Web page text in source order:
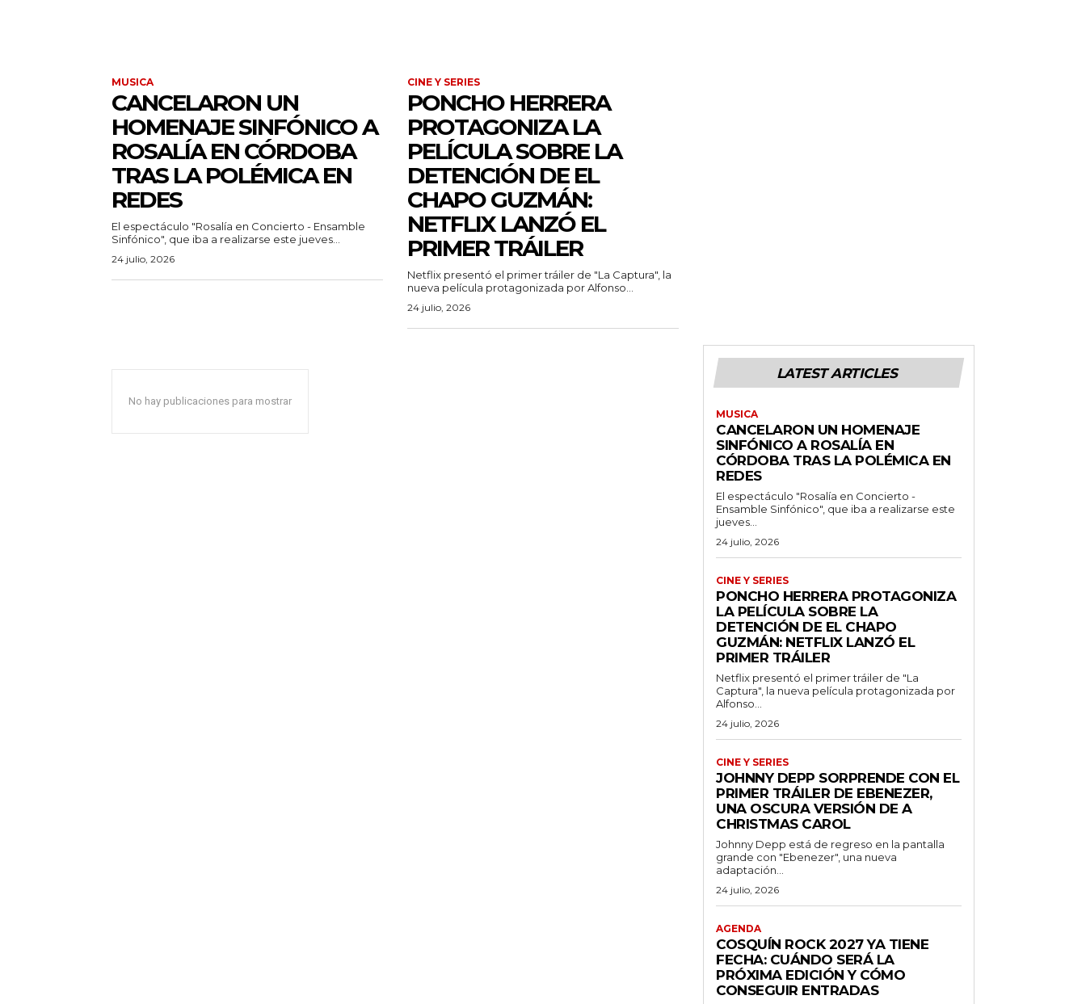
MUSICA
CANCELARON UN
HOMENAJE SINFÓNICO A
ROSALÍA EN CÓRDOBA
TRAS LA POLÉMICA EN
REDES
El espectáculo "Rosalía en Concierto - Ensamble
Sinfónico", que iba a realizarse este jueves...
24 julio, 2026
CINE Y SERIES
PONCHO HERRERA
PROTAGONIZA LA
PELÍCULA SOBRE LA
DETENCIÓN DE EL
CHAPO GUZMÁN:
NETFLIX LANZÓ EL
PRIMER TRÁILER
Netflix presentó el primer tráiler de "La Captura", la
nueva película protagonizada por Alfonso...
24 julio, 2026
No hay publicaciones para mostrar
LATEST ARTICLES
MUSICA
CANCELARON UN HOMENAJE
SINFÓNICO A ROSALÍA EN
CÓRDOBA TRAS LA POLÉMICA EN
REDES
El espectáculo "Rosalía en Concierto -
Ensamble Sinfónico", que iba a realizarse este
jueves...
24 julio, 2026
CINE Y SERIES
PONCHO HERRERA PROTAGONIZA
LA PELÍCULA SOBRE LA
DETENCIÓN DE EL CHAPO
GUZMÁN: NETFLIX LANZÓ EL
PRIMER TRÁILER
Netflix presentó el primer tráiler de "La
Captura", la nueva película protagonizada por
Alfonso...
24 julio, 2026
CINE Y SERIES
JOHNNY DEPP SORPRENDE CON EL
PRIMER TRÁILER DE EBENEZER,
UNA OSCURA VERSIÓN DE A
CHRISTMAS CAROL
Johnny Depp está de regreso en la pantalla
grande con "Ebenezer", una nueva
adaptación...
24 julio, 2026
AGENDA
COSQUÍN ROCK 2027 YA TIENE
FECHA: CUÁNDO SERÁ LA
PRÓXIMA EDICIÓN Y CÓMO
CONSEGUIR ENTRADAS